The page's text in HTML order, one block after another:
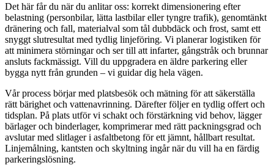
Det här får du när du anlitar oss: korrekt dimensionering efter
belastning (personbilar, lätta lastbilar eller tyngre trafik), genomtänkt
dränering och fall, materialval som tål dubbdäck och frost, samt ett
snyggt slutresultat med tydlig linjeföring. Vi planerar logistiken för
att minimera störningar och ser till att infarter, gångstråk och brunnar
ansluts fackmässigt. Vill du uppgradera en äldre parkering eller
bygga nytt från grunden – vi guidar dig hela vägen.
Vår process börjar med platsbesök och mätning för att säkerställa
rätt bärighet och vattenavrinning. Därefter följer en tydlig offert och
tidsplan. På plats utför vi schakt och förstärkning vid behov, lägger
bärlager och binderlager, komprimerar med rätt packningsgrad och
avslutar med slitlager i asfaltbetong för ett jämnt, hållbart resultat.
Linjemålning, kantsten och skyltning ingår när du vill ha en färdig
parkeringslösning.